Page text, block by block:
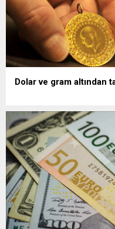
Dolar ve gram altından